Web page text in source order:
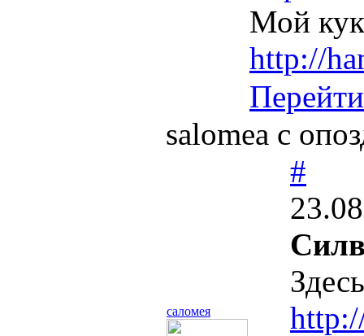
Мой
http://
Перейти
salomea с
саломея
#